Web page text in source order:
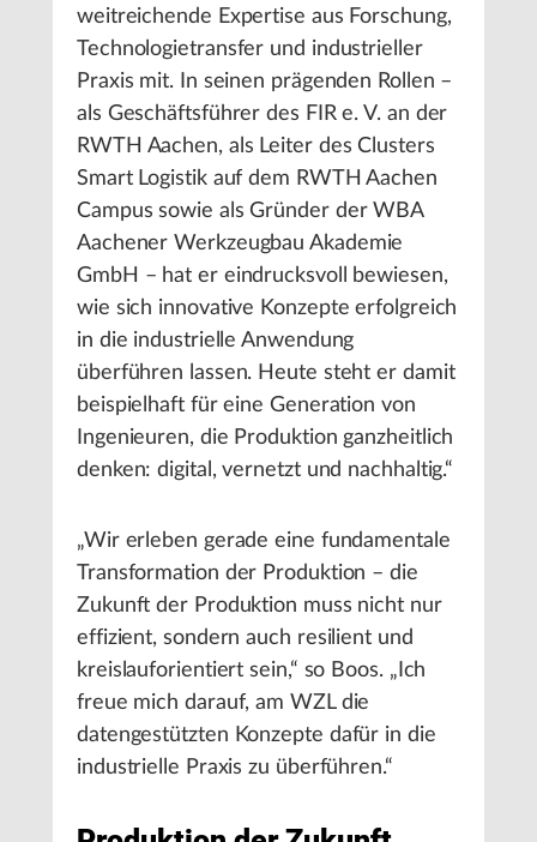
weitreichende Expertise aus Forschung,
Technologietransfer und industrieller
Praxis mit. In seinen prägenden Rollen –
als Geschäftsführer des FIR e. V. an der
RWTH Aachen, als Leiter des Clusters
Smart Logistik auf dem RWTH Aachen
Campus sowie als Gründer der WBA
Aachener Werkzeugbau Akademie
GmbH – hat er eindrucksvoll bewiesen,
wie sich innovative Konzepte erfolgreich
in die industrielle Anwendung
überführen lassen. Heute steht er damit
beispielhaft für eine Generation von
Ingenieuren, die Produktion ganzheitlich
denken: digital, vernetzt und nachhaltig.“
„Wir erleben gerade eine fundamentale
Transformation der Produktion – die
Zukunft der Produktion muss nicht nur
effizient, sondern auch resilient und
kreislauforientiert sein,“ so Boos. „Ich
freue mich darauf, am WZL die
datengestützten Konzepte dafür in die
industrielle Praxis zu überführen.“